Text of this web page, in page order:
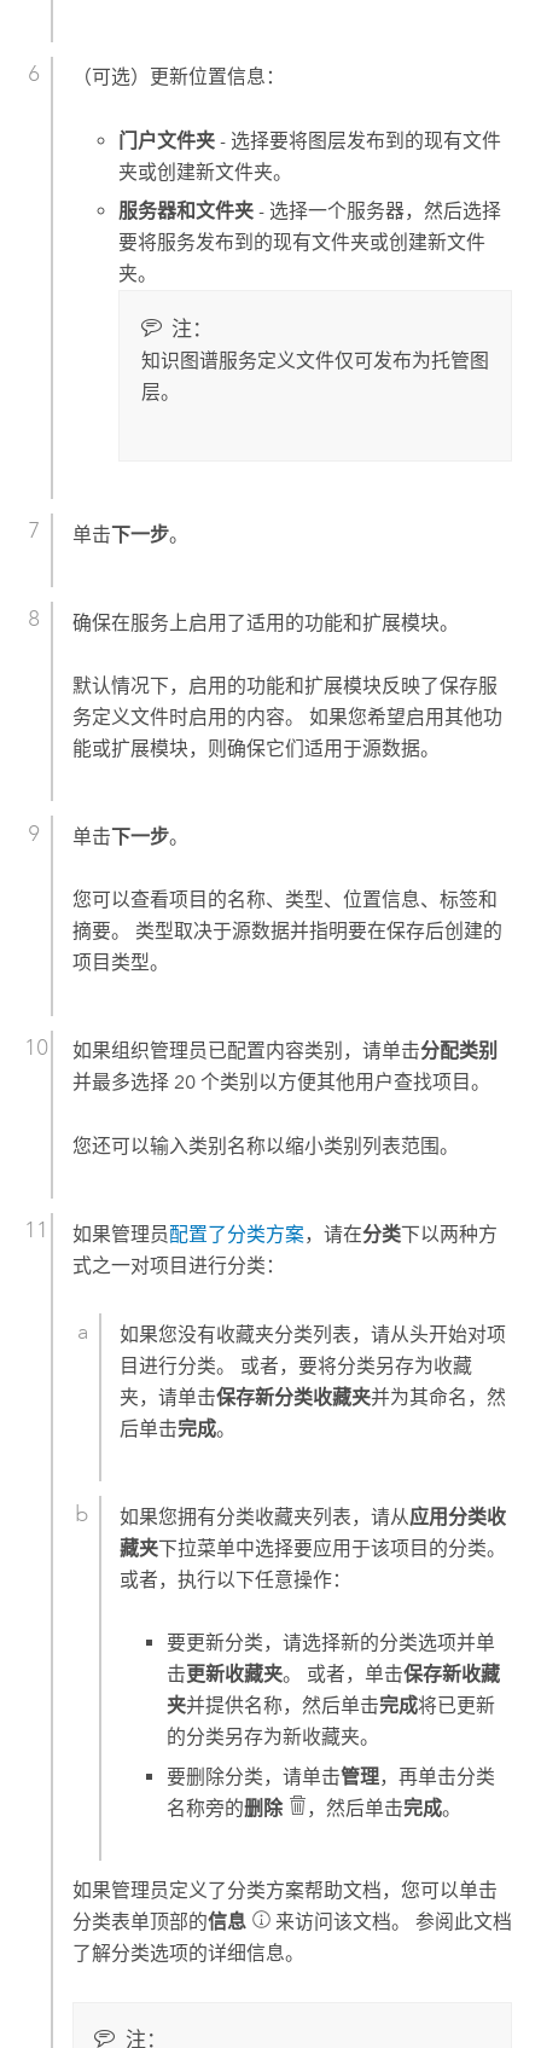
（可选）更新位置信息：
门户文件夹 - 选择要将图层发布到的现有文件
夹或创建新文件夹。
服务器和文件夹 - 选择一个服务器，然后选择
要将服务发布到的现有文件夹或创建新文件
夹。
注：
知识图谱服务定义文件仅可发布为托管图
层。
单击下一步。
确保在服务上启用了适用的功能和扩展模块。
默认情况下，启用的功能和扩展模块反映了保存服
务定义文件时启用的内容。 如果您希望启用其他功
能或扩展模块，则确保它们适用于源数据。
单击下一步。
您可以查看项目的名称、类型、位置信息、标签和
摘要。 类型取决于源数据并指明要在保存后创建的
项目类型。
如果组织管理员已配置内容类别，请单击分配类别
并最多选择 20 个类别以方便其他用户查找项目。
您还可以输入类别名称以缩小类别列表范围。
如果管理员配置了分类方案，请在分类下以两种方
式之一对项目进行分类：
如果您没有收藏夹分类列表，请从头开始对项
目进行分类。 或者，要将分类另存为收藏
夹，请单击保存新分类收藏夹并为其命名，然
后单击完成。
如果您拥有分类收藏夹列表，请从应用分类收
藏夹下拉菜单中选择要应用于该项目的分类。
或者，执行以下任意操作：
要更新分类，请选择新的分类选项并单
击更新收藏夹。 或者，单击保存新收藏
夹并提供名称，然后单击完成将已更新
的分类另存为新收藏夹。
要删除分类，请单击管理，再单击分类
名称旁的删除 ，然后单击完成。
如果管理员定义了分类方案帮助文档，您可以单击
分类表单顶部的信息
来访问该文档。 参阅此文档
了解分类选项的详细信息。
注：